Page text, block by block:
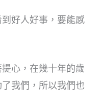
好人好事，要能感
心，在幾十年的歲
我們，所以我們也